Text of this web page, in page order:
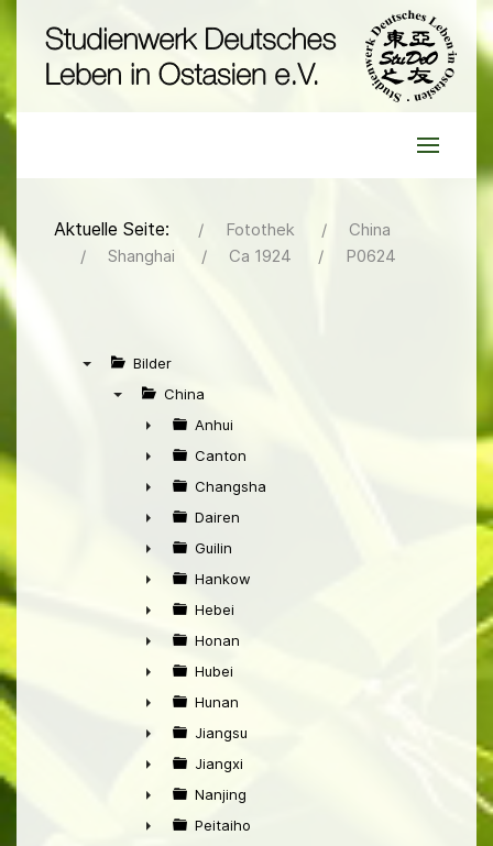
Aktuelle Seite: Fotothek
China
Shanghai
Ca 1924 P0624
Bilder
China
►
Anhui
►
Canton
►
Changsha
►
Dairen
►
Guilin
►
Hankow
►
Hebei
►
Honan
►
Hubei
►
Hunan
►
Jiangsu
►
Jiangxi
►
Nanjing
Peitaiho